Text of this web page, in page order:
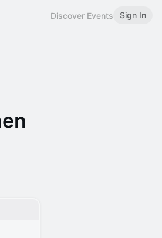
Discover Events Sign In